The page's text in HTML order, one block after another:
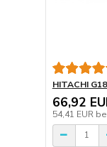
HITACHI
66,92
54,41 EUR